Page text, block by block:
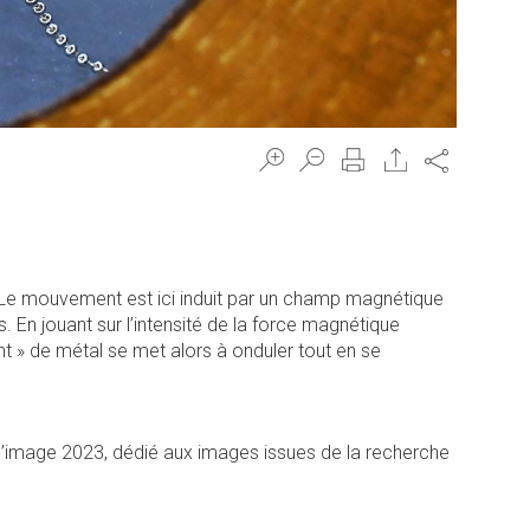
Share
mouvement est ici induit par un champ magnétique
En jouant sur l’intensité de la force magnétique
» de métal se met alors à onduler tout en se
2023, dédié aux images issues de la recherche